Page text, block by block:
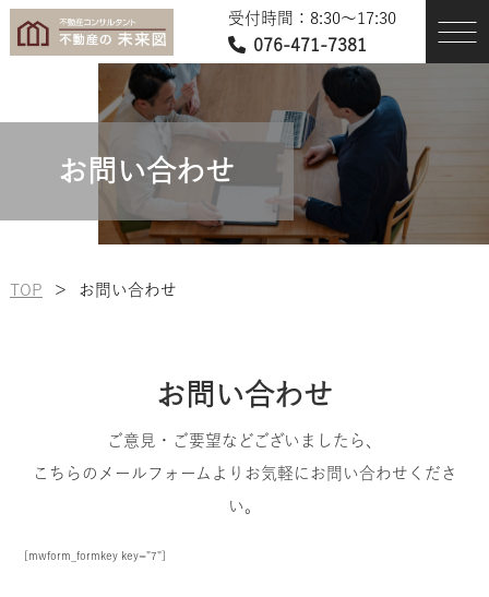
受付時間：8:30〜17:30
076-471-7381
お問い合わせ
TOP ＞ お問い合わせ
お問い合わせ
ご意見・ご要望などございましたら、
こちらのメールフォームよりお気軽にお問い合わせくださ
い。
[mwform_formkey key="7"]